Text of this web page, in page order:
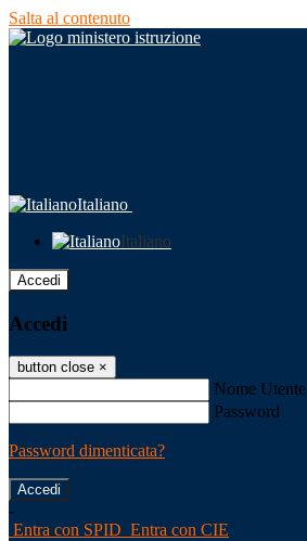
Salta al contenuto
Italiano
Italiano
Accedi
Accedi
button close ×
Nome Utente
Password
Password dimenticata?
-
Entra con SPID Entra con CIE